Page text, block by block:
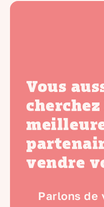
Vous
vendre
Parlons de